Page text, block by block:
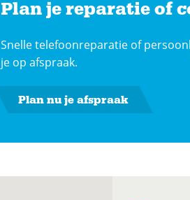
Plan je reparatie of
Snelle telefoonreparatie of
je op afspraak.
Plan nu je afspraak